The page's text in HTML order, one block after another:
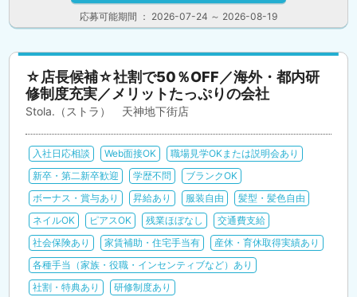
応募可能期間 ： 2026-07-24 ～ 2026-08-19
☆店長候補☆社割で50％OFF／海外・都内研
修制度充実／メリットたっぷりの会社
Stola.（ストラ） 天神地下街店
入社日応相談 Web面接OK
職場見学OKまたは説明会あり
新卒・第二新卒歓迎
学歴不問
ブランクOK
ボーナス・賞与あり
昇給あり 服装自由
髪型・髪色自由
ネイルOK
ピアスOK 残業ほぼなし
交通費支給
社会保険あり
家賃補助・住宅手当有
産休・育休取得実績あり
各種手当（家族・役職・インセンティブなど）あり
社割・特典あり
研修制度あり